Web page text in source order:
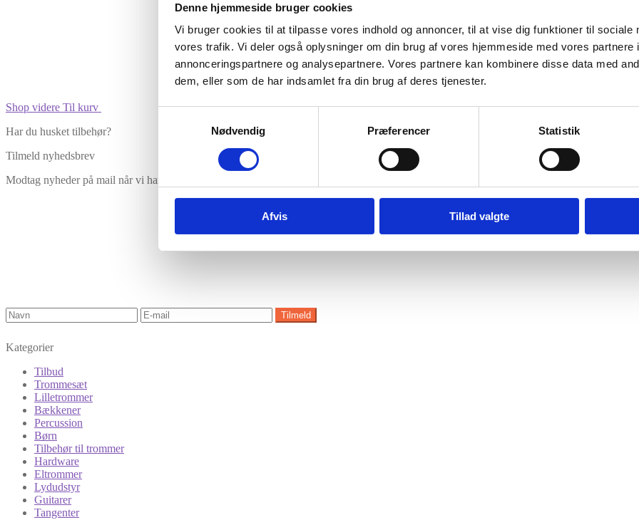
Denne hjemmeside bruger cookies
Vi bruger cookies til at tilpasse vores indhold og annoncer, til at vise dig funktioner til sociale
vores trafik. Vi deler også oplysninger om din brug af vores hjemmeside med vores partnere
annonceringspartnere og analysepartnere. Vores partnere kan kombinere disse data med
dem, eller som de har indsamlet fra din brug af deres tjenester.
Nødvendig
Præferencer Statistik
Afvis Tillad valgte
Shop videre Til kurv
Har du husket tilbehør?
Tilmeld nyhedsbrev
Modtag nyheder på mail når vi har nye varer eller konkurrencer.
Kategorier
Tilbud
Trommesæt
Lilletrommer
Bækkener
Percussion
Børn
Tilbehør til trommer
Hardware
Eltrommer
Lydudstyr
Guitarer
Tangenter